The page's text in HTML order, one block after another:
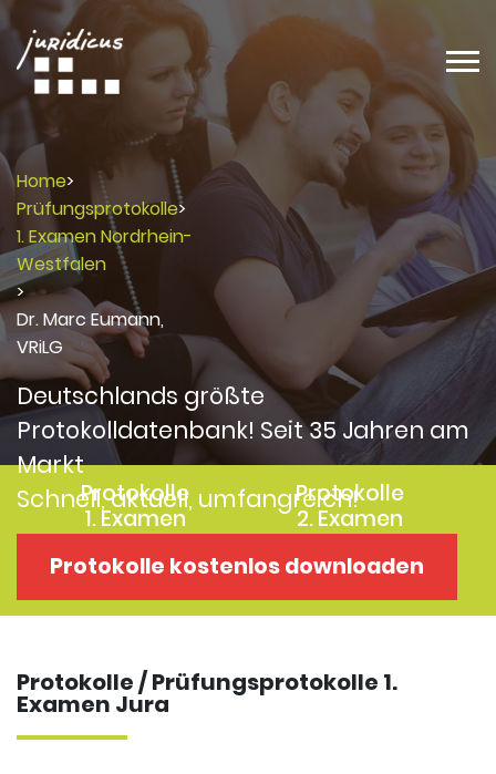
Home>
Prüfungsprotokolle>
1. Examen Nordrhein-
Westfalen
>
Dr. Marc Eumann,
VRiLG
Deutschlands größte
Protokolldatenbank! Seit 35 Jahren am
Markt
Schnell, aktuell, umfangreich!
Protokolle kostenlos downloaden
Protokolle
1. Examen
Protokolle
2. Examen
Protokolle
Examensklausuren
Kostenloses
Repititorium
Protokolle / Prüfungsprotokolle 1.
Examen Jura